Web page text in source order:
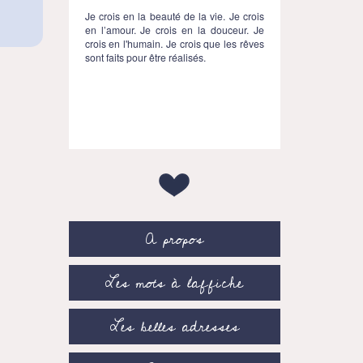
Je crois en la beauté de la vie. Je crois
en l’amour. Je crois en la douceur. Je
crois en l'humain. Je crois que les rêves
sont faits pour être réalisés.
A propos
Les mots à l’affiche
Les belles adresses